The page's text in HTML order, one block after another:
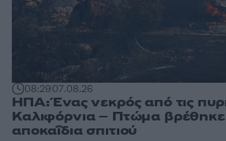
08:2907.08.26
ΗΠΑ: Ένας νεκρός από τις
Καλιφόρνια – Πτώμα
αποκαΐδια σπιτιού